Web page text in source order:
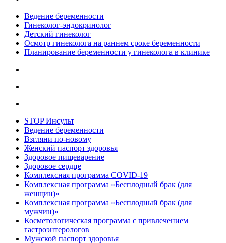
Ведение беременности
Гинеколог-эндокринолог
Детский гинеколог
Осмотр гинеколога на раннем сроке беременности
Планирование беременности у гинеколога в клинике
STOP Инсульт
Ведение беременности
Взгляни по-новому
Женский паспорт здоровья
Здоровое пищеварение
Здоровое сердце
Комплексная программа COVID-19
Комплексная программа «Бесплодный брак (для
женщин)»
Комплексная программа «Бесплодный брак (для
мужчин)»
Косметологическая программа с привлечением
гастроэнтерологов
Мужской паспорт здоровья